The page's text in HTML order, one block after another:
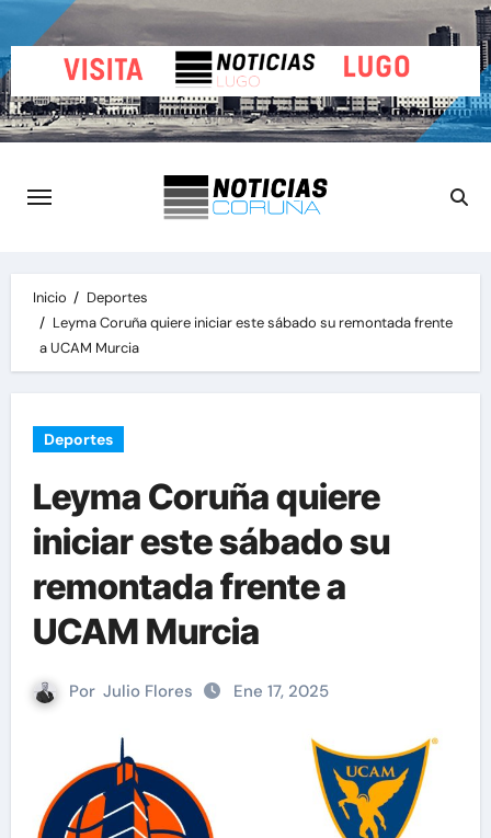
al
contenido
Inicio
Deportes
Leyma Coruña quiere iniciar este sábado su remontada frente
a UCAM Murcia
Deportes
Leyma Coruña quiere
iniciar este sábado su
remontada frente a
UCAM Murcia
Por Julio Flores Ene 17, 2025